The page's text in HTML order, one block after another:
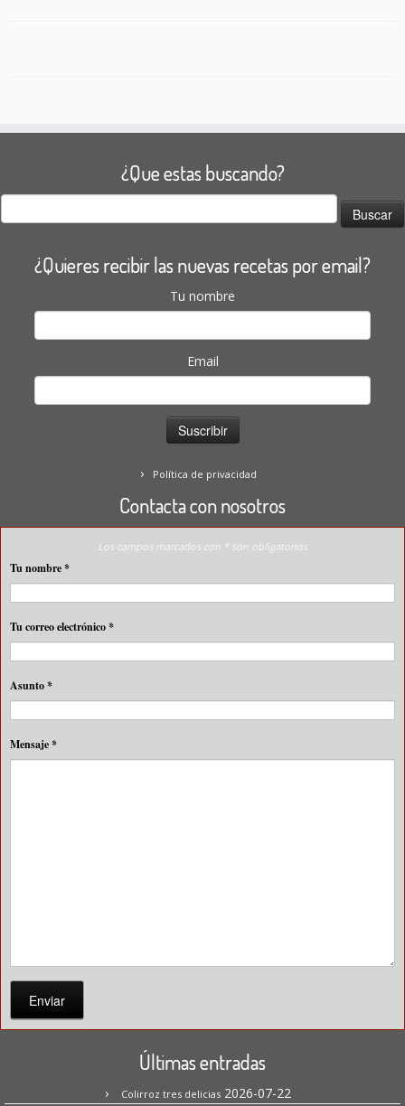
¿Que estas buscando?
¿Quieres recibir las nuevas recetas por email?
Tu nombre
Email
Política de privacidad
Contacta con nosotros
Los campos marcados con * son obligatorios
Tu nombre*
Tu correo electrónico*
Asunto*
Mensaje*
Enviar
Últimas entradas
Colirroz tres delicias 2026-07-22